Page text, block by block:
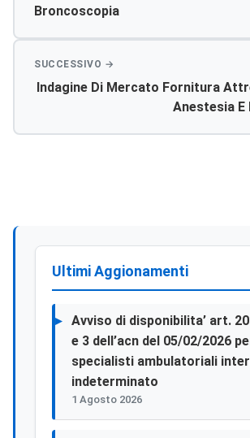
Broncoscopia
Indagine Di Mercato Fornitura
Anestesia E
Ultimi Aggionamenti
Avviso di disponibilita’ art.
e 3 dell’acn del 05/02/2026
specialisti ambulatoriali
indeterminato
1 Agosto 2026